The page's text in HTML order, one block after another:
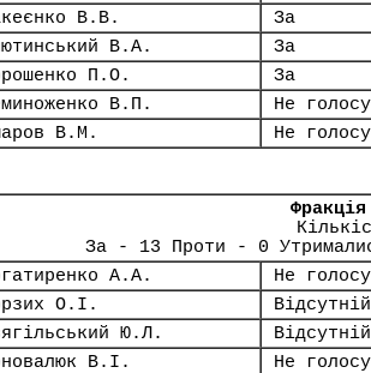
В.В.
За
В.А.
За
П.О.
За
В.П.
Не
В.М.
Не
За - 13 Проти - 0
А.А.
Не
О.І.
Відсутній
Ю.Л.
Відсутній
В.І.
Не